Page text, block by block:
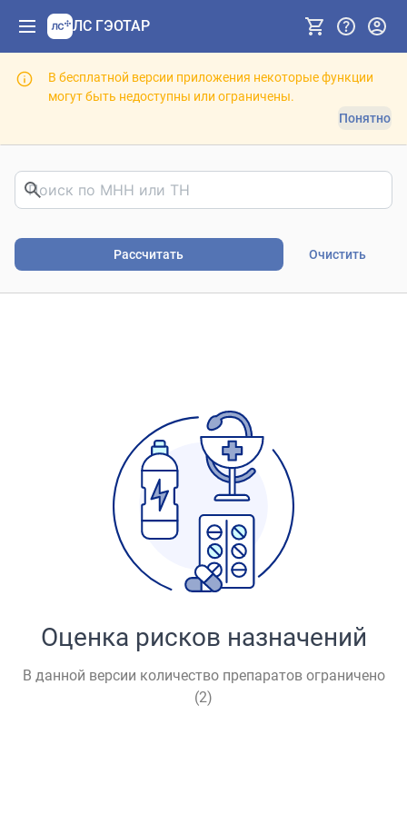
ЛС ГЭОТАР
В бесплатной версии приложения некоторые функции
могут быть недоступны или ограничены.
Понятно
Рассчитать Очистить
Риски фармакотерапии.
Оценка рисков назначений
В данной версии количество препаратов ограничено
(2)